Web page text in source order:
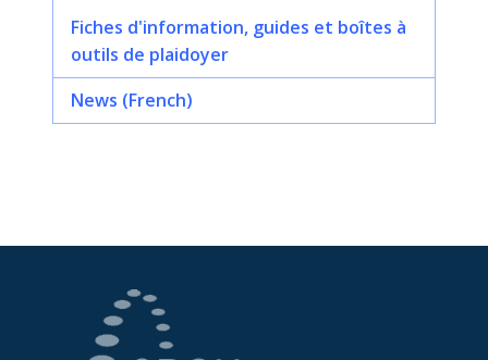
Fiches d'information, guides et boîtes à
outils de plaidoyer
News (French)